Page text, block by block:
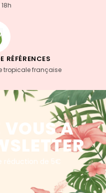
RÉFÉRENCES
tropicale française
A
réduction de 5€